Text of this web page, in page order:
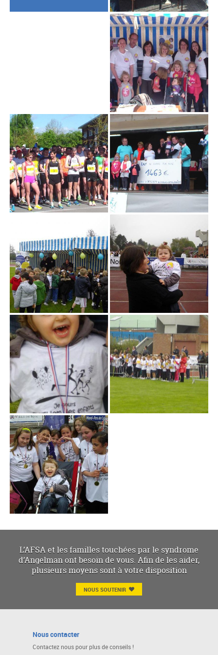
L’AFSA et les familles touchées par le syndrome
d’Angelman ont besoin de vous. Afin de les aider,
plusieurs moyens sont à votre disposition
NOUS SOUTENIR
Nous contacter
Contactez nous pour plus de conseils !